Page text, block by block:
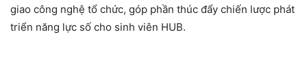
giao công nghệ tổ chức, góp phần thúc đẩy chiến lược phát
triển năng lực số cho sinh viên HUB.